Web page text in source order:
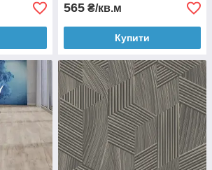
565 ₴/кв.м
Купити